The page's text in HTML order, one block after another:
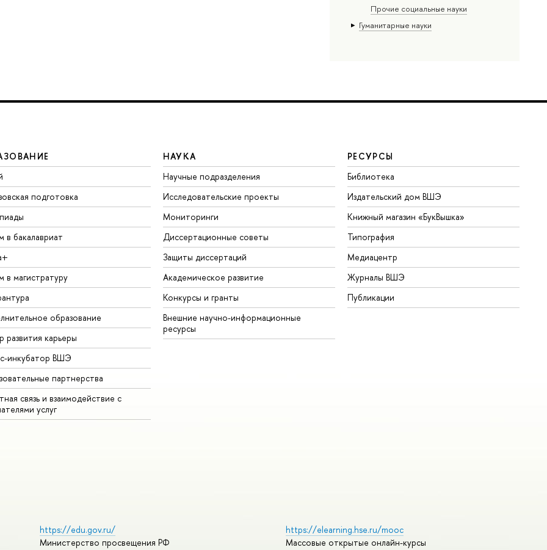
Прочие социальные науки
Гуманитарные науки
подготовка
в бакалавриат
в магистратуру
образование
развития карьеры
инкубатор ВШЭ
партнерства
связь и взаимодействие с
услуг
НАУКА
Научные подразделения
Исследовательские проекты
Мониторинги
Диссертационные советы
Защиты диссертаций
Академическое развитие
Конкурсы и гранты
Внешние научно-информационные
ресурсы
РЕСУРСЫ
Библиотека
Издательский дом ВШЭ
Книжный магазин «БукВышка»
Типография
Медиацентр
Журналы ВШЭ
Публикации
https://edu.gov.ru/
Министерство просвещения РФ
https://elearning.hse.ru/mooc
Массовые открытые онлайн-курсы